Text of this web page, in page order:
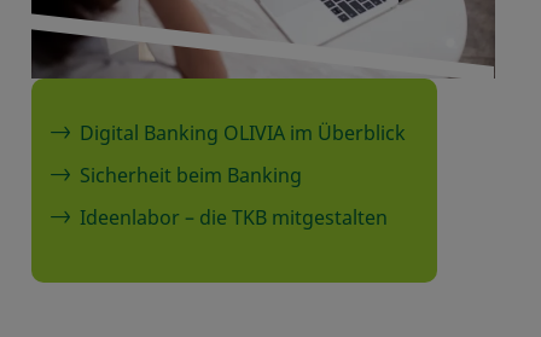
Digital Banking OLIVIA im Überblick
Sicherheit beim Banking
Ideenlabor – die TKB mitgestalten